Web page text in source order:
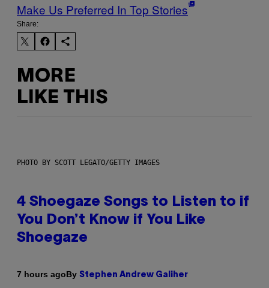
Make Us Preferred In Top Stories
Share:
MORE
LIKE THIS
PHOTO BY SCOTT LEGATO/GETTY IMAGES
4 Shoegaze Songs to Listen to if
You Don’t Know if You Like
Shoegaze
7 hours agoBy Stephen Andrew Galiher